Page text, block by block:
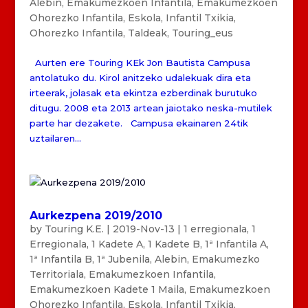
Alebin, Emakumezkoen Infantila, Emakumezkoen
Ohorezko Infantila, Eskola, Infantil Txikia,
Ohorezko Infantila, Taldeak, Touring_eus
Aurten ere Touring KEk Jon Bautista Campusa
antolatuko du. Kirol anitzeko udalekuak dira eta
irteerak, jolasak eta ekintza ezberdinak burutuko
ditugu. 2008 eta 2013 artean jaiotako neska-mutilek
parte har dezakete. Campusa ekainaren 24tik
uztailaren...
Aurkezpena 2019/2010
by Touring K.E. | 2019-Nov-13 | 1 erregionala, 1
Erregionala, 1 Kadete A, 1 Kadete B, 1ª Infantila A,
1ª Infantila B, 1ª Jubenila, Alebin, Emakumezko
Territoriala, Emakumezkoen Infantila,
Emakumezkoen Kadete 1 Maila, Emakumezkoen
Ohorezko Infantila, Eskola, Infantil Txikia,